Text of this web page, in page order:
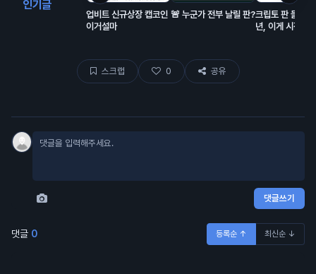
인기글
업비트 신규상장 캡코인
이거설마
🚨 누군가 전부 날릴 판?크립토 판 들어
년, 이게 시장에
스크랩 0 공유
댓글쓰기
댓글 0 등록순 ↑ 최신순 ↓